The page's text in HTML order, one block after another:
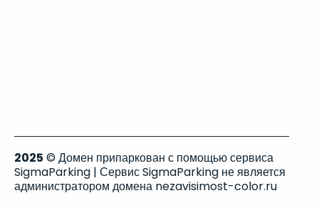
2025 © Домен припаркован с помощью сервиса
SigmaParking | Сервис SigmaParking не является
администратором домена nezavisimost-color.ru